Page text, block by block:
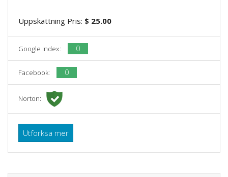
Uppskattning Pris: $ 25.00
Google Index: 0
Facebook: 0
Norton:
Utforksa mer